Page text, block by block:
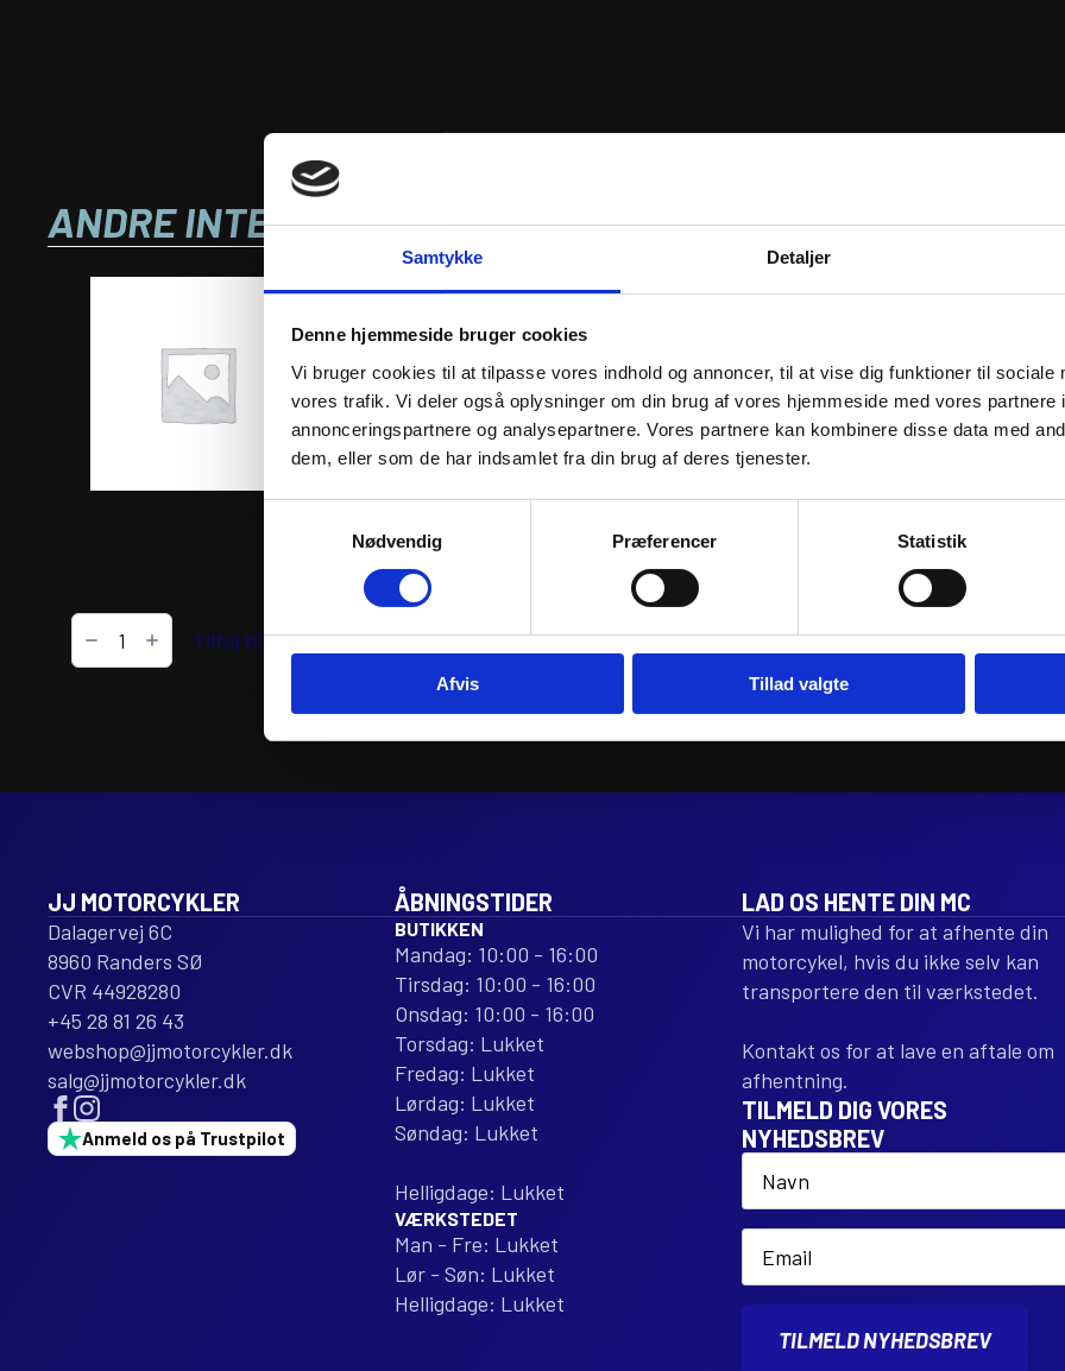
Samtykke Detaljer
Denne hjemmeside bruger cookies
Vi bruger cookies til at tilpasse vores indhold og annoncer, til at vise dig funktioner til sociale
vores trafik. Vi deler også oplysninger om din brug af vores hjemmeside med vores partnere
annonceringspartnere og analysepartnere. Vores partnere kan kombinere disse data med
dem, eller som de har indsamlet fra din brug af deres tjenester.
Nødvendig
Præferencer Statistik
Afvis Tillad valgte
ANDRE INTERESSANTE VARER
AKRAPOVIC
END
CAP
Tilføj til kurv
CAP CARBON
903kr.
inkl. moms
REPLACEMENT
END
CARBON
antal
Tilføj til kurv
EXHAUST SYSTEM
13.445
inkl. moms
EVOLUTION
LINE
EXHAUST
antal
Tilføj til kurv
MUFFLER
RACE
JJ MOTORCYKLER
Dalagervej 6C
8960 Randers SØ
CVR 44928280
+45 28 81 26 43
webshop@jjmotorcykler.dk
salg@jjmotorcykler.dk
Anmeld os på Trustpilot
ÅBNINGSTIDER
BUTIKKEN
Mandag: 10:00 - 16:00
Tirsdag: 10:00 - 16:00
Onsdag: 10:00 - 16:00
Torsdag: Lukket
Fredag: Lukket
Lørdag: Lukket
Søndag: Lukket
Helligdage: Lukket
VÆRKSTEDET
Man - Fre: Lukket
Lør - Søn: Lukket
Helligdage: Lukket
LAD OS HENTE DIN MC
Vi har mulighed for at afhente din
motorcykel, hvis du ikke selv kan
transportere den til værkstedet.
Kontakt os for at lave en aftale om
afhentning.
TILMELD DIG VORES
NYHEDSBREV
Name
Email
TILMELD NYHEDSBREV